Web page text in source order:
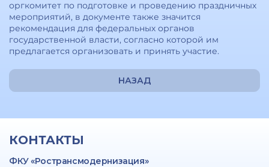
оргкомитет по подготовке и проведению праздничных
мероприятий, в документе также значится
рекомендация для федеральных органов
государственной власти, согласно которой им
предлагается организовать и принять участие.
НАЗАД
КОНТАКТЫ
ФКУ «Ространсмодернизация»